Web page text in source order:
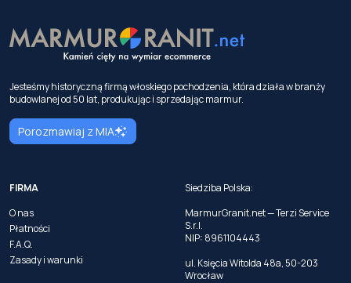
Jesteśmy historyczną firmą włoskiego pochodzenia, która działa w branży
budowlanej od 50 lat, produkując i sprzedając marmur.
Porozmawiaj z MIA
FIRMA
O nas
Płatności
F.A.Q.
Zasady i warunki
Siedziba Polska:
MarmurGranit.net — Terzi Service
S.r.l.
NIP: 8961104443
ul. Księcia Witolda 48a, 50-203
Wrocław